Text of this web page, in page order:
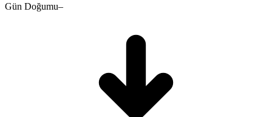
Gün Doğumu–